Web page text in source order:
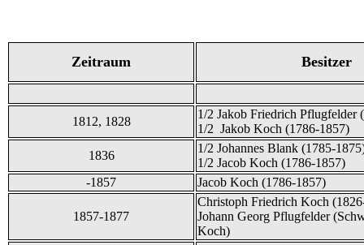
Zeitraum Besitzer
1812, 1828
1/2 Jakob Friedrich Pflugfelder
1/2 Jakob Koch (1786-1857)
1836
1/2 Johannes Blank (1785-
1/2 Jacob Koch (1786-1857)
-1857
Jacob Koch (1786-1857)
1857-1877
Christoph Friedrich Koch
Johann Georg Pflugfelder
Koch)